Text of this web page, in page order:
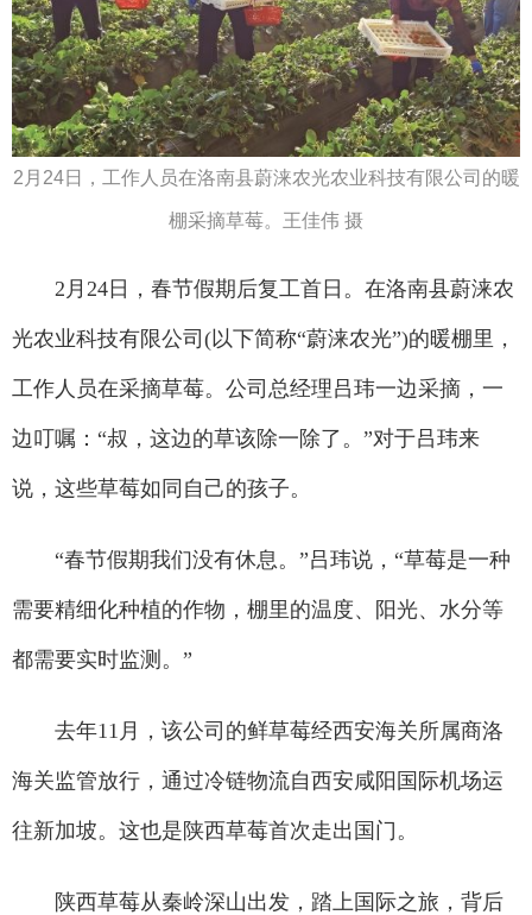
2月24日，工作人员在洛南县蔚涞农光农业科技有限公司的暖
棚采摘草莓。王佳伟 摄
2月24日，春节假期后复工首日。在洛南县蔚涞农
光农业科技有限公司(以下简称“蔚涞农光”)的暖棚里，
工作人员在采摘草莓。公司总经理吕玮一边采摘，一
边叮嘱：“叔，这边的草该除一除了。”对于吕玮来
说，这些草莓如同自己的孩子。
“春节假期我们没有休息。”吕玮说，“草莓是一种
需要精细化种植的作物，棚里的温度、阳光、水分等
都需要实时监测。”
去年11月，该公司的鲜草莓经西安海关所属商洛
海关监管放行，通过冷链物流自西安咸阳国际机场运
往新加坡。这也是陕西草莓首次走出国门。
陕西草莓从秦岭深山出发，踏上国际之旅，背后